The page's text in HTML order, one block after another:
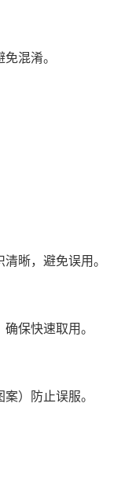
混淆。
晰，避免误用。
保快速取用。
）防止误服。